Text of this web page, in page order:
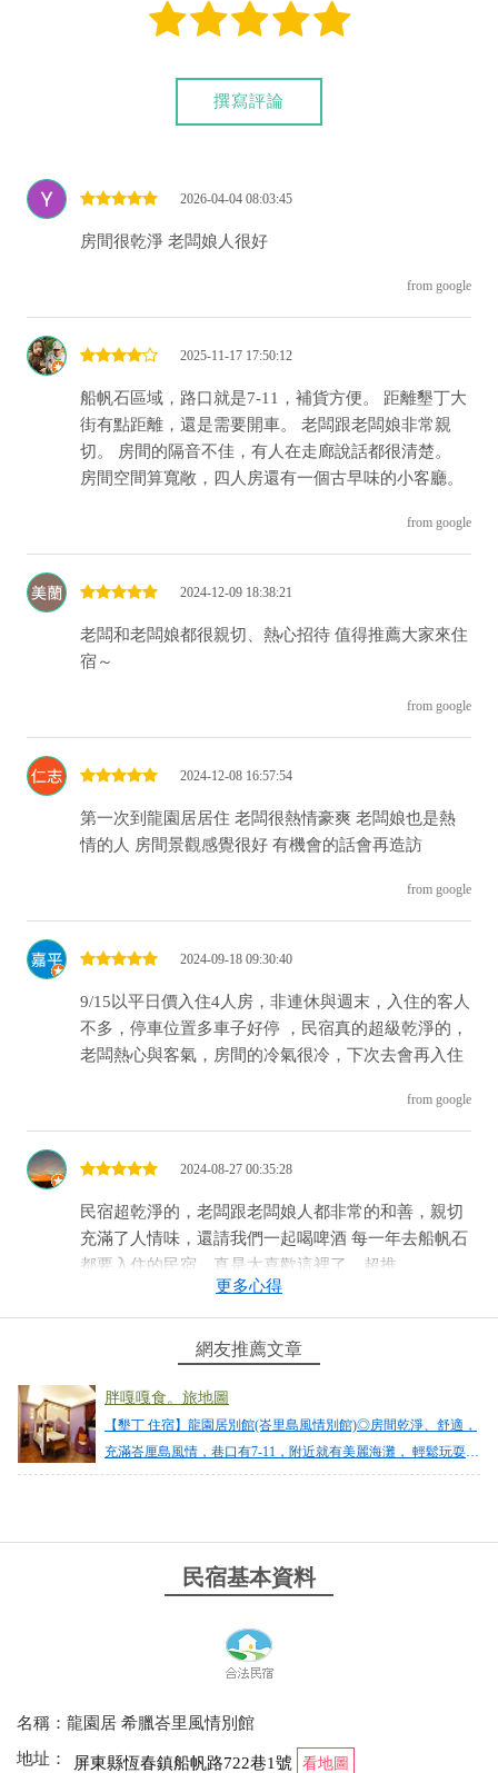
撰寫評論
2026-04-04 08:03:45
房間很乾淨 老闆娘人很好
from google
2025-11-17 17:50:12
船帆石區域，路口就是7-11，補貨方便。 距離墾丁大
街有點距離，還是需要開車。 老闆跟老闆娘非常親
切。 房間的隔音不佳，有人在走廊說話都很清楚。
房間空間算寬敞，四人房還有一個古早味的小客廳。
from google
2024-12-09 18:38:21
老闆和老闆娘都很親切、熱心招待 值得推薦大家來住
宿～
from google
2024-12-08 16:57:54
第一次到龍園居居住 老闆很熱情豪爽 老闆娘也是熱
情的人 房間景觀感覺很好 有機會的話會再造訪
from google
2024-09-18 09:30:40
9/15以平日價入住4人房，非連休與週末，入住的客人
不多，停車位置多車子好停 ，民宿真的超級乾淨的，
老闆熱心與客氣，房間的冷氣很冷，下次去會再入住
from google
2024-08-27 00:35:28
民宿超乾淨的，老闆跟老闆娘人都非常的和善，親切
充滿了人情味，還請我們一起喝啤酒 每一年去船帆石
都要入住的民宿，真是太喜歡這裡了，超推
連假難訂房，還好有訂到這家位於船帆石的民宿，老
闆老闆娘很親切，房間冷氣很涼，熱心服務！路口就
有小七，早餐沒什麼選擇，只有一家路邊攤。
2024-02-12 09:20:15
住過峇里島風房間，空間很大行李箱打開還有很多空
間，四人房有客廳、三人房有木地板空間聊天休息遊
更多心得
網友推薦文章
胖嘎嘎食。旅地圖
【墾丁 住宿】龍園居別館(峇里島風情別館)◎房間乾淨、舒適，
充滿峇厘島風情，巷口有7-11，附近就有美麗海灘， 輕鬆玩耍於
無敵海景中
民宿基本資料
名稱：龍園居 希臘峇里風情別館
地址：
屏東縣恆春鎮船帆路722巷1號 看地圖